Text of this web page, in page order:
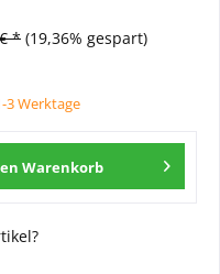
* (19,36% gespart)
3 Werktage
Warenkorb